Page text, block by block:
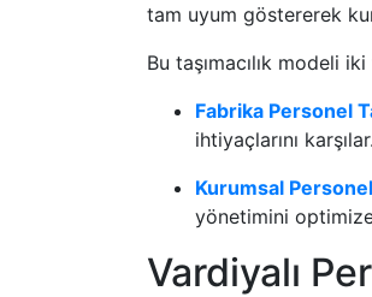
tam uyum göstererek
Bu taşımacılık modeli
Fabrika Personel
ihtiyaçlarını karşılar.
Kurumsal Personel
yönetimini
Vardiyalı